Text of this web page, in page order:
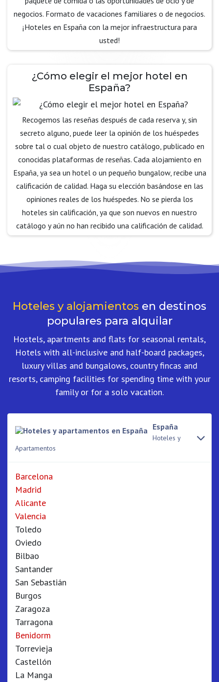
negocios. Formato de vacaciones familiares o de negocios.
¡Hoteles en España con la mejor infraestructura para
usted!
¿Cómo elegir el mejor hotel en
España?
Recogemos las reseñas después de cada reserva y, sin
secreto alguno, puede leer la opinión de los huéspedes
sobre tal o cual objeto de nuestro catálogo, publicado en
conocidas plataformas de reseñas. Cada alojamiento en
España, ya sea un hotel o un pequeño bungalow, recibe una
calificación de calidad. Haga su elección basándose en las
opiniones reales de los huéspedes. No se pierda los
hoteles sin calificación, ya que son nuevos en nuestro
catálogo y aún no han recibido una calificación de calidad.
Hoteles y alojamientos en destinos
populares para alquilar
Hostels, apartments and flats for seasonal rentals,
Hotels with all-inclusive and half-board packages,
luxury villas and bungalows, country fincas and
resorts, camping facilities for spending time with your
family or for a solo vacation.
España
Hoteles y
Apartamentos
Barcelona
Madrid
Alicante
Valencia
Toledo
Oviedo
Bilbao
Santander
San Sebastián
Burgos
Zaragoza
Tarragona
Benidorm
Torrevieja
Castellón
La Manga